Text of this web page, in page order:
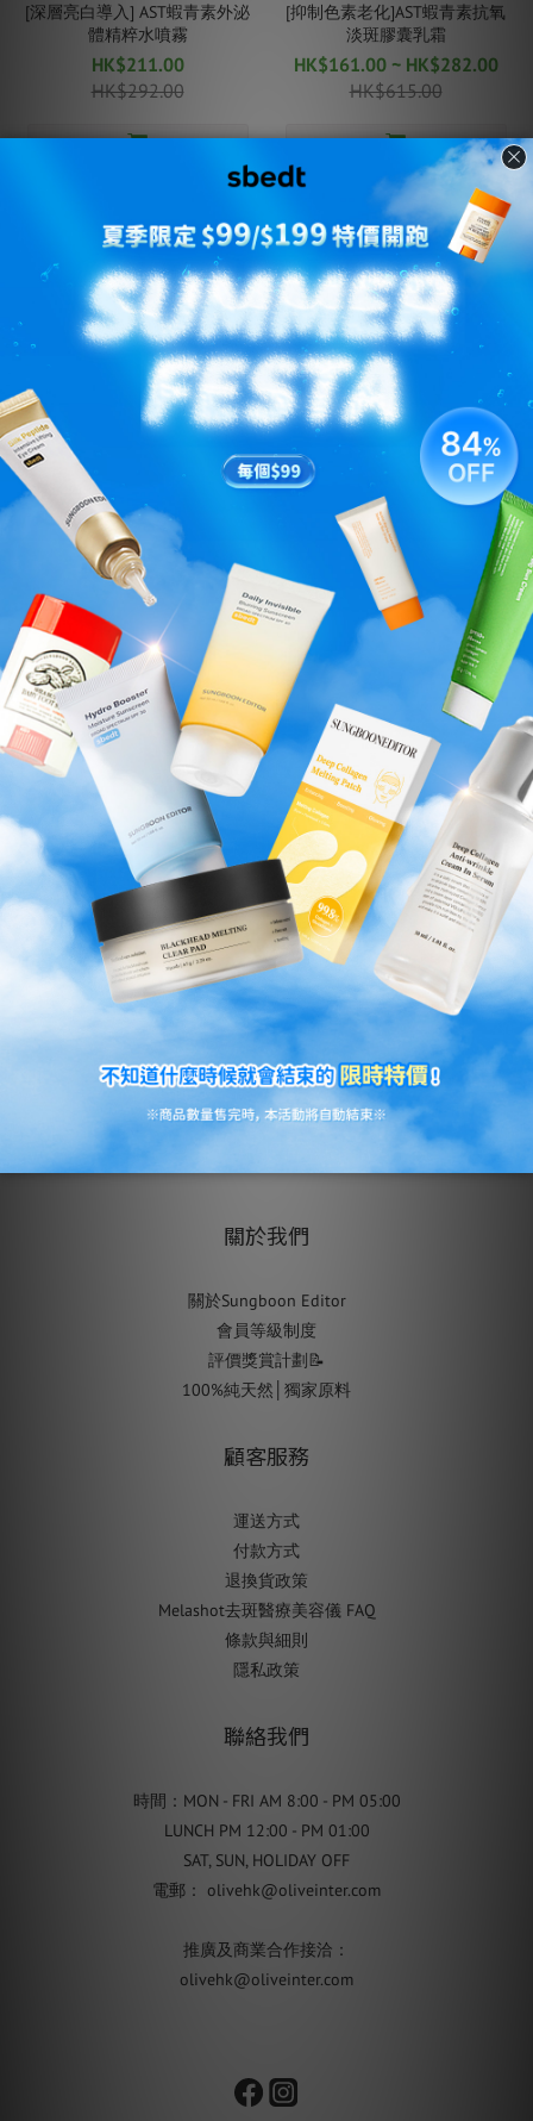
[深層亮白導入] AST蝦青素外泌
體精粹水噴霧
HK$211.00
HK$292.00
[抑制色素老化]AST蝦青素抗氧
淡斑膠囊乳霜
HK$161.00 ~ HK$282.00
HK$615.00
[潔面即煥亮] AST蝦青素煥亮淨
膚潔面泡沫
HK$106.00
HK$116.00
AST蝦青素淡斑提亮防曬霜
HK$99.00
HK$335.00
[10分鐘煥白暗沉]AST蝦青素淡
斑美白面膜(10片裝)
HK$189.00
關於我們
關於Sungboon Editor
會員等級制度
評價獎賞計劃📝
100%純天然│獨家原料
顧客服務
運送方式
付款方式
退換貨政策
Melashot去斑醫療美容儀 FAQ
條款與細則
隱私政策
聯絡我們
時間：MON - FRI AM 8:00 - PM 05:00
LUNCH PM 12:00 - PM 01:00
SAT, SUN, HOLIDAY OFF
電郵： olivehk@oliveinter.com
推廣及商業合作接洽：
olivehk@oliveinter.com